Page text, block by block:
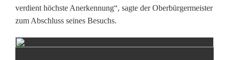
S
h
verdient höchste Anerkennung“, sagte der Oberbürgermeister
zum Abschluss seines Besuchs.